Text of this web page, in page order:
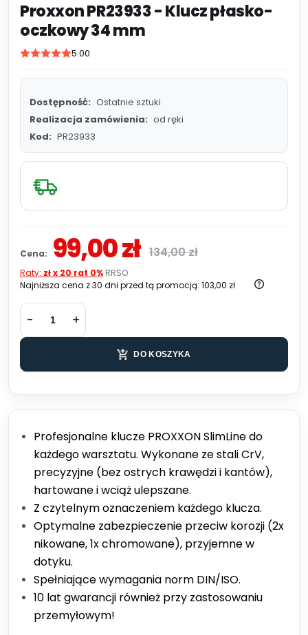
Proxxon PR23933 - Klucz płasko-
oczkowy 34 mm
5.00
Dostępność: Ostatnie sztuki
Realizacja zamówienia: od ręki
Kod: PR23933
Cena: 99,00 zł 134,00 zł
Raty: zł x 20 rat 0% RRSO
Najniższa cena z 30 dni przed tą promocją: 103,00 zł
DO KOSZYKA
Profesjonalne klucze PROXXON SlimLine do
każdego warsztatu. Wykonane ze stali CrV,
precyzyjne (bez ostrych krawędzi i kantów),
hartowane i wciąż ulepszane.
Z czytelnym oznaczeniem każdego klucza.
Optymalne zabezpieczenie przeciw korozji (2x
nikowane, 1x chromowane), przyjemne w
dotyku.
Spełniające wymagania norm DIN/ISO.
10 lat gwarancji również przy zastosowaniu
przemyłowym!